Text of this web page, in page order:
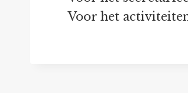
Voor het